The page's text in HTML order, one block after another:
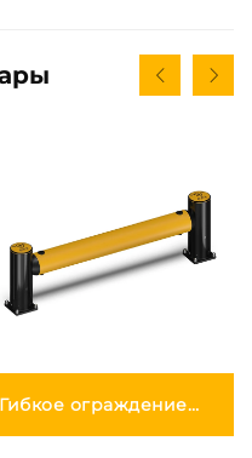
Гибкое ограждение
для защиты от